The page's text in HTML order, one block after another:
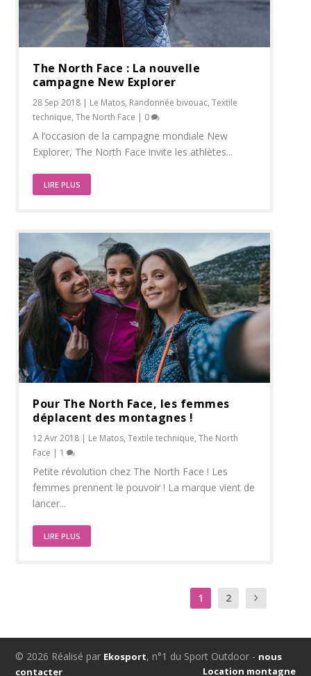
The North Face : La nouvelle
campagne New Explorer
28 Sep 2018 | Le Matos, Randonnée bivouac,Textile
technique,The North Face | 0
A l’occasion de la campagne mondiale New
Explorer, The North Face invite les athlètes...
LIRE PLUS
Pour The North Face, les femmes
déplacent des montagnes !
12 Avr 2018 | Le Matos,Textile technique,The North
Face | 1
Petite révolution chez The North Face ! Les
femmes prennent le pouvoir ! La marque vient de
lancer...
LIRE PLUS
1 2
© 2026 Réalisé par Ekosport, n°1 du Sport Outdoor - nous
contacter
Location montagne